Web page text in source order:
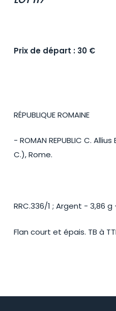
Prix de départ : 30 €
RÉPUBLIQUE ROMAINE
- ROMAN REPUBLIC C.
C.), Rome.
RRC.336/1 ; Argent - 3,86
Flan court et épais. TB à